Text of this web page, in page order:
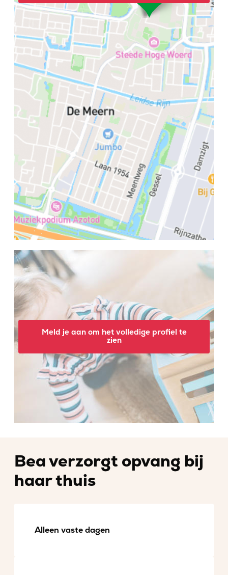
Meld je aan om het volledige profiel te
zien
Bea verzorgt opvang bij
haar thuis
Alleen vaste dagen